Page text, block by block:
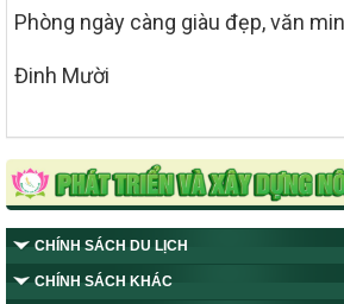
Phòng ngày càng giàu đẹp, văn
Đinh Mười
CHÍNH SÁCH DU LỊCH
CHÍNH SÁCH KHÁC